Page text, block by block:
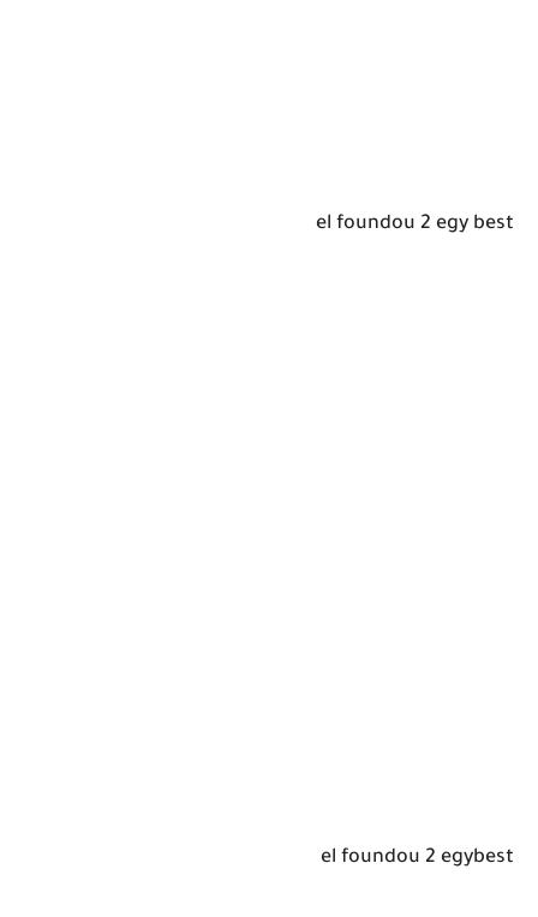
el foundou 2 egy best
el foundou 2 egybest